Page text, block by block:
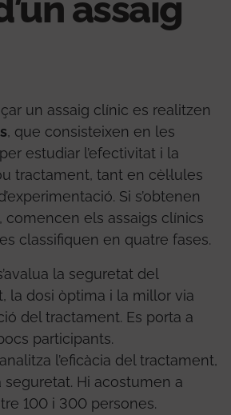
un assaig clínic es realitzen
, que consisteixen en les
estudiar l’efectivitat i la
tractament, tant en cèl·lules
Si s’obtenen
comencen els assaigs clínics
classifiquen en quatre fases.
la seguretat del
la dosi òptima i la millor via
del tractament. Es porta a
participants.
l’eficàcia del tractament,
seguretat. Hi acostumen a
100 i 300 persones.